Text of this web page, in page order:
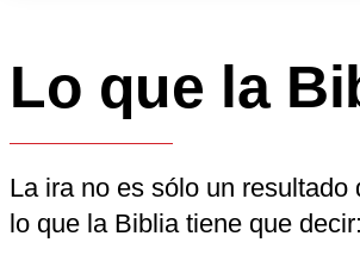
Lo que la
La ira no es sólo un
lo que la Biblia tiene que decir: